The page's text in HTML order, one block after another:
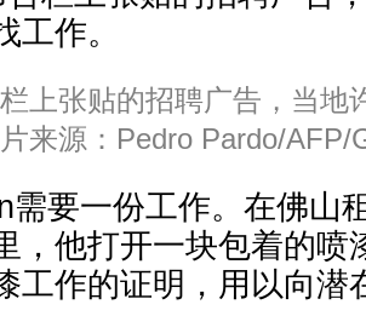
上张贴的招聘广告，当地
来源：Pedro Pardo/AFP/
需要一份工作。在佛山
，他打开一块包着的喷
工作的证明，用以向潜